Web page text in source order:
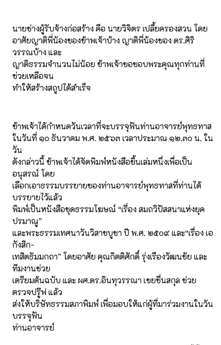
นายช่างผู้รับจ้างก่อสร้าง คือ นายวิจิตร เปลี้ยครองสวน โดย
อาศัยญาติพี่น้องของข้าพเจ้าบ้าง ญาติพี่น้องของ ดร.ศิริ
วรรณบ้าง และ
ญาติธรรมจำนวนไม่น้อย ข้าพเจ้าขอขอบพระคุณทุกท่านที่
ช่วยเหลือจน
ทำให้สร้างสถูปได้สำเร็จ
ข้าพเจ้าได้กำหนดวันเวลาที่จะบรรจุฟันท่านอาจารย์พุทธทาส
ในวันที่ ๑๐ ธันวาคม พ.ศ. ๒๕๖๓ เวลาประมาณ ๑๒.๓๐ น. ใน
วัน
ดังกล่าวนี้ ข้าพเจ้าได้จัดพิมพ์หนังสือขึ้นเล่มหนึ่งเพื่อเป็น
อนุสรณ์ โดย
เลือกเอาธรรมบรรยายของท่านอาจารย์พุทธทาสที่ท่านได้
บรรยายไว้แล้ว
พิมพ์เป็นหนังสือชุดธรรมโฆษณ์ “เรื่อง สมถวิปัสสนาแห่งยุค
ปรมาณู”
และพระธรรมเทศนาวันวิสาขบูชา ปี พ.ศ. ๒๕๐๙ และ“เรื่อง เอ
กังสิก-
เทสิตธัมมกถา” โดยอาศัย คุณกิตติศักดิ์ รุ่งเรืองวัฒนชัย และ
ทีมงานช่วย
เตรียมต้นฉบับ และ ผศ.ดร.อินทุวรรณา เชยชื่นสกุล ช่วย
ตรวจปรู๊ฟ แล้ว
ส่งให้บริษัทธรรมสภาพิมพ์ เพื่อมอบให้แก่ผู้ที่มาร่วมงานในวัน
บรรจุฟัน
ท่านอาจารย์